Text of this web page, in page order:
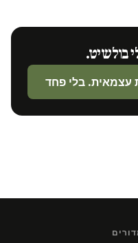
בולשיט.
עצמאית. בלי פחד